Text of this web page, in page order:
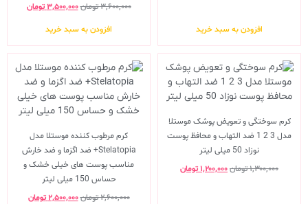
افزودن به سبد خرید
۳,۶۰۰,۰۰۰تومان۳,۵۰۰,۰۰۰ تومان
افزودن به سبد خرید
کرم سوختگی و تعویض پوشک موستلا
مدل 3 2 1 ضد التهاب و محافظ پوست
نوزاد 50 میلی لیتر
۱,۳۰۰,۰۰۰تومان۱,۲۰۰,۰۰۰ تومان
کرم مرطوب کننده موستلا مدل
Stelatopia+ ضد اگزما و ضد خارش
مناسب پوست های خیلی خشک و
حساس 150 میلی لیتر
۲,۶۰۰,۰۰۰تومان۲,۵۰۰,۰۰۰ تومان